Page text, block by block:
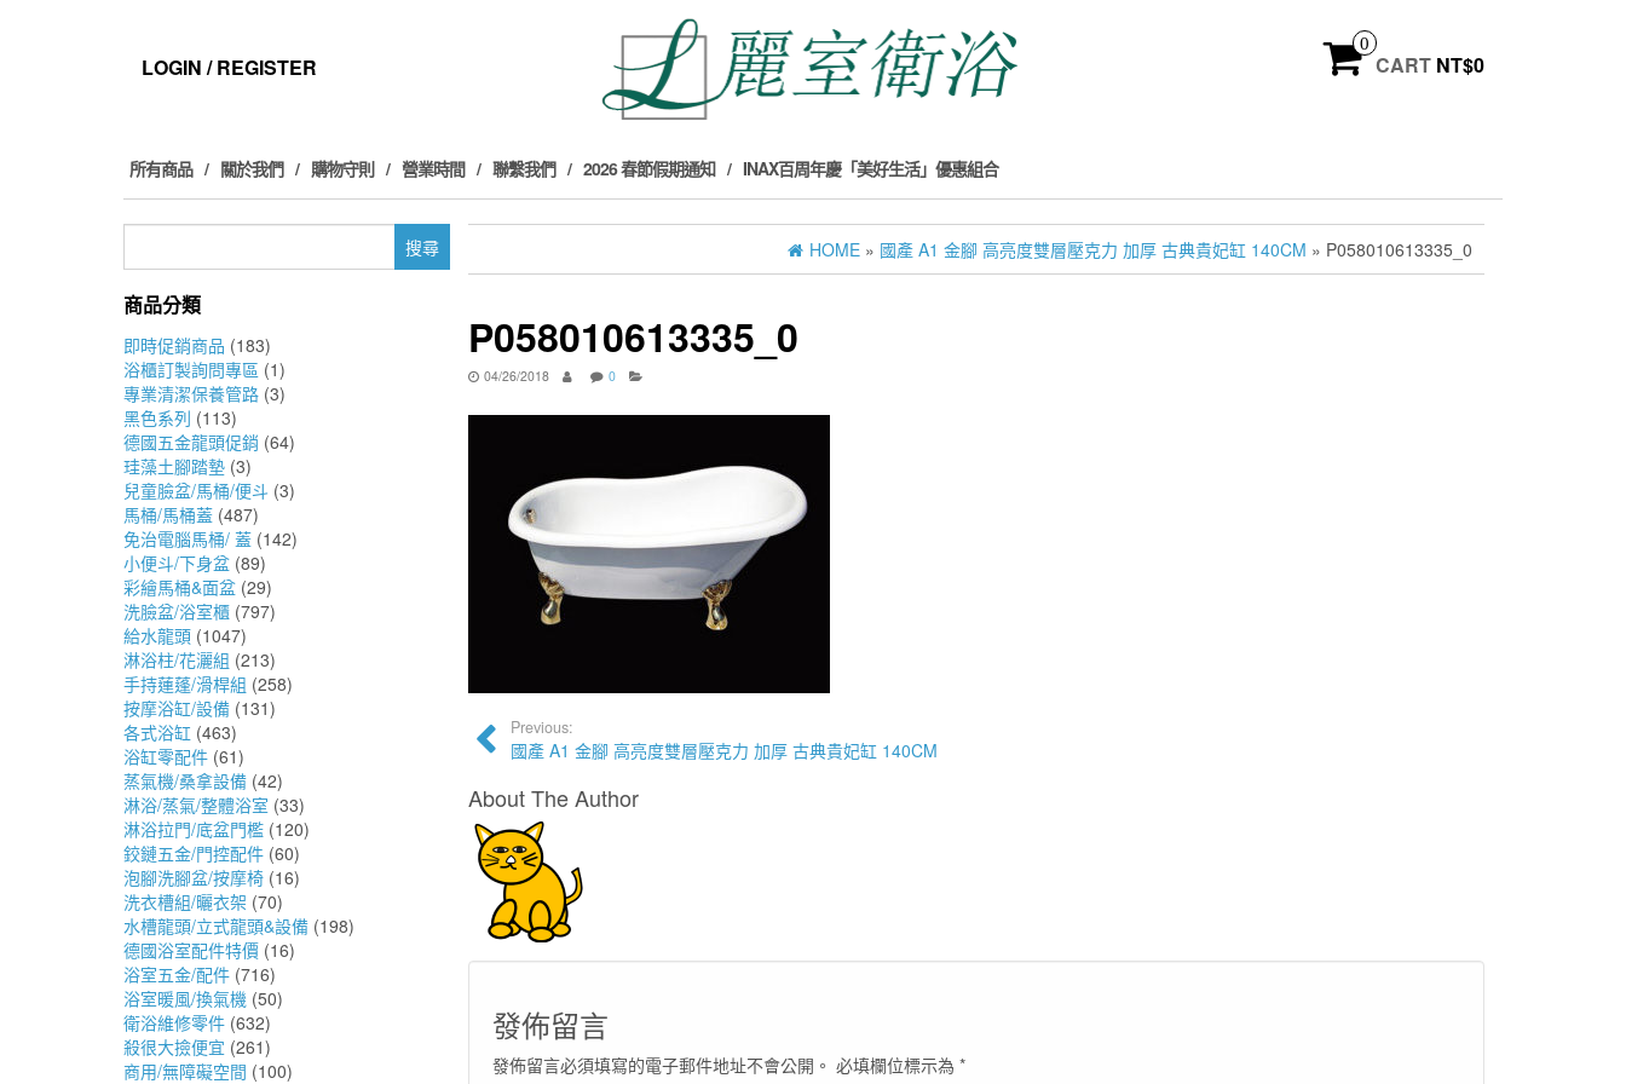
LOGIN / REGISTER
0
CART NT$0
所有商品 關於我們 購物守則 營業時間 聯繫我們 2026 春節假期通知 INAX百周年慶「美好生活」優惠組合
鍵
商品分類
即時促銷商品 (183)
浴櫃訂製詢問專區 (1)
專業清潔保養管路 (3)
黑色系列 (113)
德國五金龍頭促銷 (64)
珪藻土腳踏墊 (3)
兒童臉盆/馬桶/便斗 (3)
馬桶/馬桶蓋 (487)
免治電腦馬桶/ 蓋 (142)
小便斗/下身盆 (89)
彩繪馬桶&面盆 (29)
洗臉盆/浴室櫃 (797)
給水龍頭 (1047)
淋浴柱/花灑組 (213)
手持蓮蓬/滑桿組 (258)
按摩浴缸/設備 (131)
各式浴缸 (463)
浴缸零配件 (61)
蒸氣機/桑拿設備 (42)
淋浴/蒸氣/整體浴室 (33)
淋浴拉門/底盆門檻 (120)
鉸鏈五金/門控配件 (60)
泡腳洗腳盆/按摩椅 (16)
洗衣槽組/曬衣架 (70)
水槽龍頭/立式龍頭&設備 (198)
德國浴室配件特價 (16)
浴室五金/配件 (716)
浴室暖風/換氣機 (50)
衛浴維修零件 (632)
殺很大撿便宜 (261)
商用/無障礙空間 (100)
HOME » 國產 A1 金腳 高亮度雙層壓克力 加厚 古典貴妃缸 140CM » P058010613335_0
P058010613335_0
04/26/2018 0
Previous:
國產 A1 金腳 高亮度雙層壓克力 加厚 古典貴妃缸 140CM
About The Author
發佈留言
發佈留言必須填寫的電子郵件地址不會公開。 必填欄位標示為 *